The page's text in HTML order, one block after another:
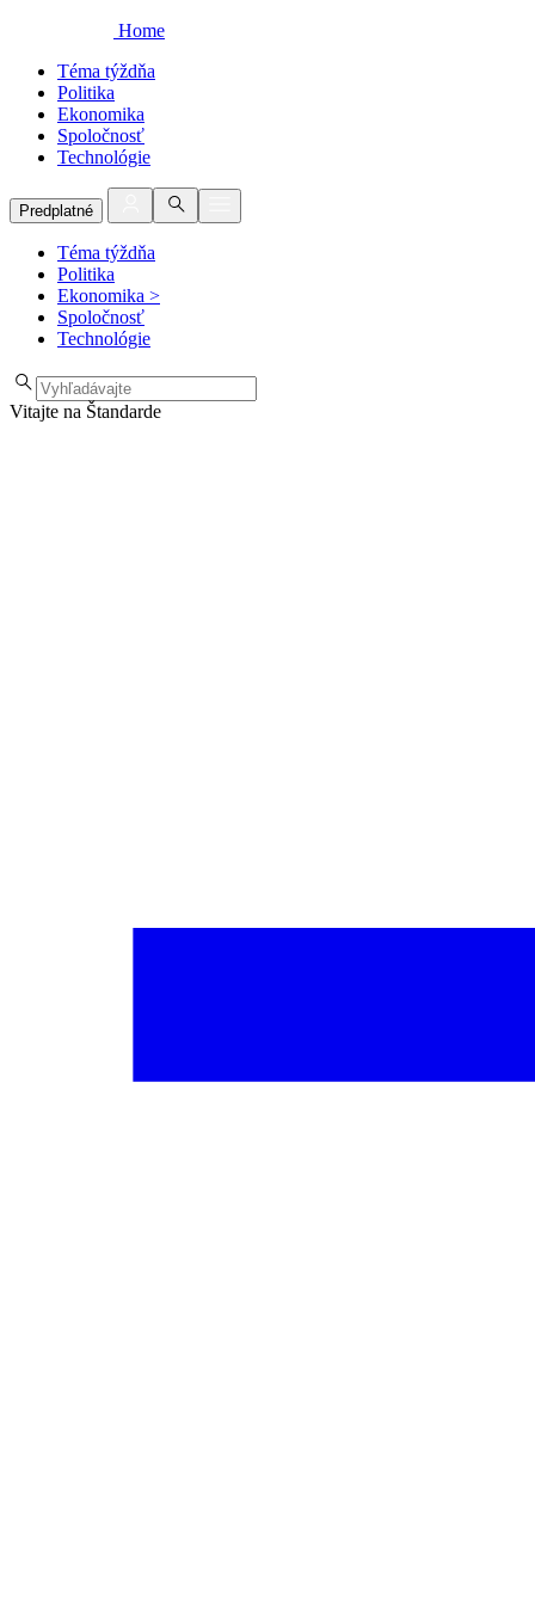
Home
Téma týždňa
Politika
Ekonomika
Spoločnosť
Technológie
Predplatné
Téma týždňa
Politika
Ekonomika >
Spoločnosť
Technológie
Vitajte na Štandarde